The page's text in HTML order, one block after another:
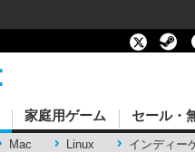
Mac Linux インディー
家庭用ゲーム セール・